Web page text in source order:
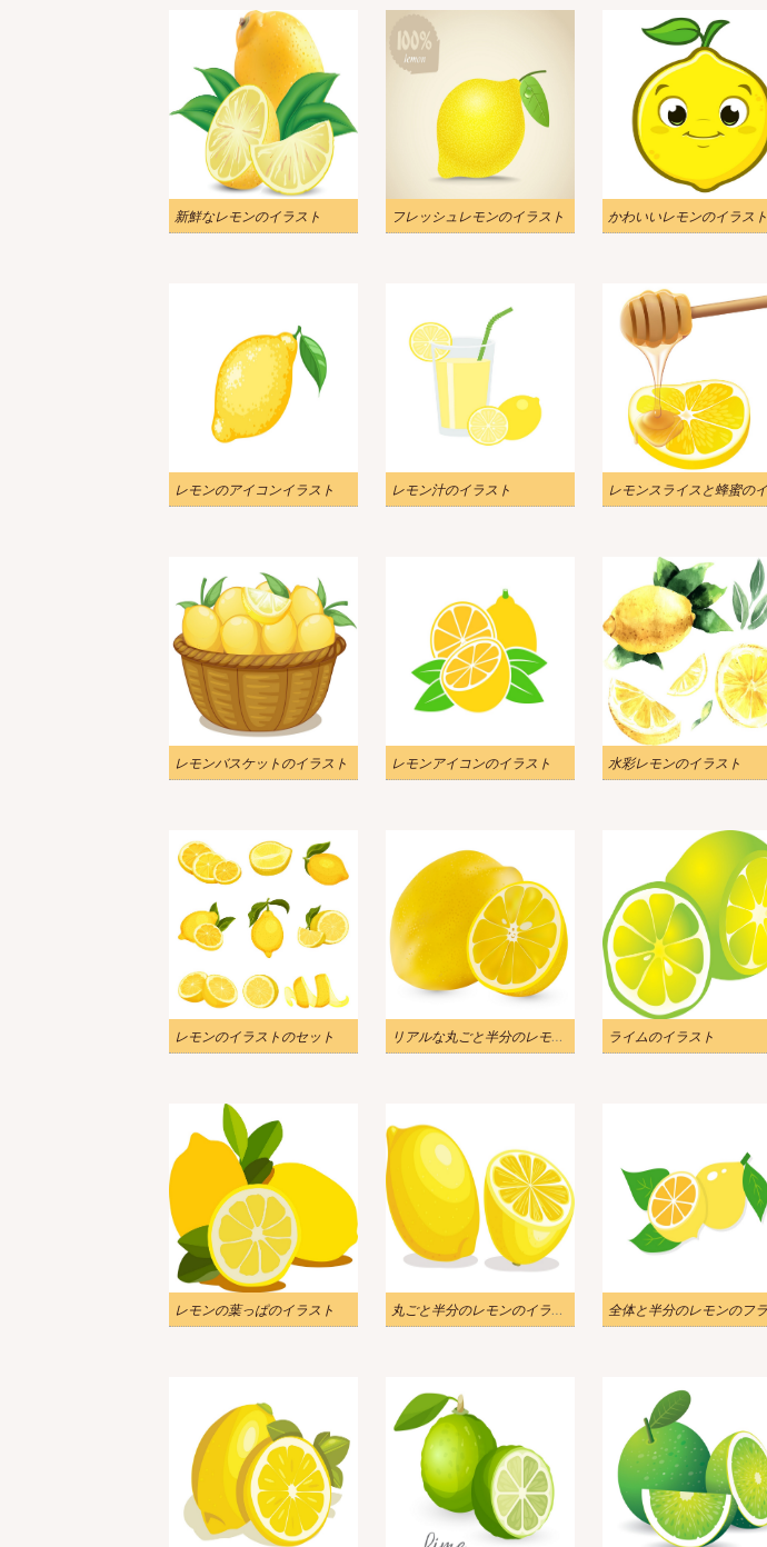
新鮮なレモンのイラスト フレッシュレモンのイラスト かわいいレモンのイラスト
レモンのアイコンイラスト レモン汁のイラスト
レモンバスケットのイラスト レモンアイコンのイラスト 水彩レモンのイラスト
レモンのイラストのセット リアルな丸ごと半分のレモンのイラスト ライムのイラスト
レモンの葉っぱのイラスト 丸ごと半分のレモンのイラスト１